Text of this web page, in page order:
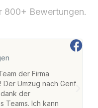
800+ Bewertungen.
der Firma
Der Umzug nach Genf
der
Teams. Ich kann